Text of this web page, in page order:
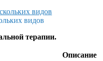
видов
терапии.
Описание